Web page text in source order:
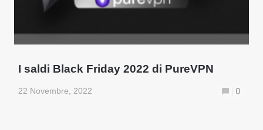
I saldi Black Friday 2022 di PureVPN
22 Novembre, 2022 0